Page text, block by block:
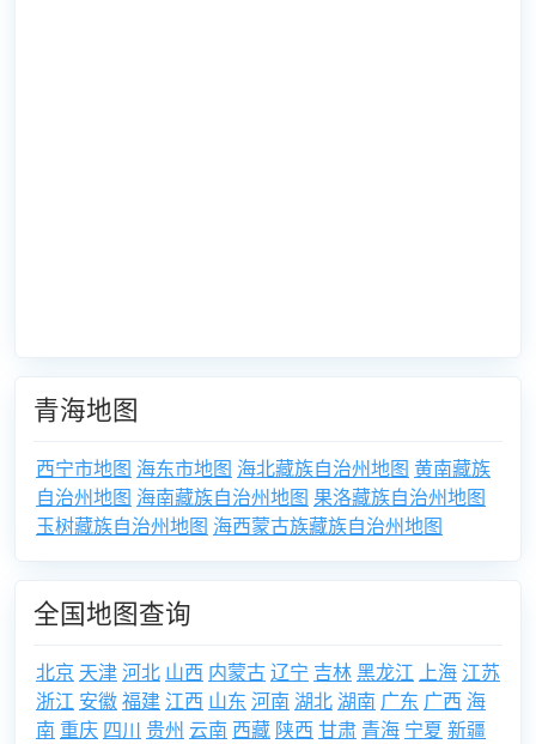
青海地图
西宁市地图 海东市地图 海北藏族自治州地图 黄南藏族
自治州地图 海南藏族自治州地图 果洛藏族自治州地图
玉树藏族自治州地图 海西蒙古族藏族自治州地图
全国地图查询
北京 天津河北 山西 内蒙古辽宁 吉林黑龙江 上海 江苏
浙江 安徽福建 江西 山东 河南 湖北湖南 广东 广西 海
南 重庆 四川 贵州 云南 西藏 陕西 甘肃 青海 宁夏 新疆